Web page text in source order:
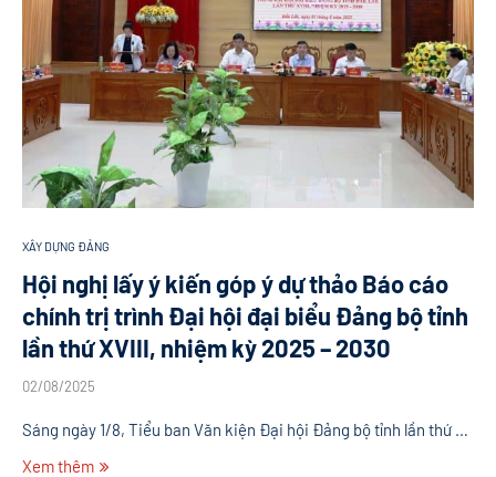
XÂY DỰNG ĐẢNG
Hội nghị lấy ý kiến góp ý dự thảo Báo cáo
chính trị trình Đại hội đại biểu Đảng bộ tỉnh
lần thứ XVIII, nhiệm kỳ 2025 – 2030
02/08/2025
Sáng ngày 1/8, Tiểu ban Văn kiện Đại hội Đảng bộ tỉnh lần thứ …
Xem thêm